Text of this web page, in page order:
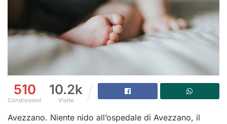
510
Condivisioni
10.2k
Visite
Avezzano. Niente nido all’ospedale di Avezzano, il